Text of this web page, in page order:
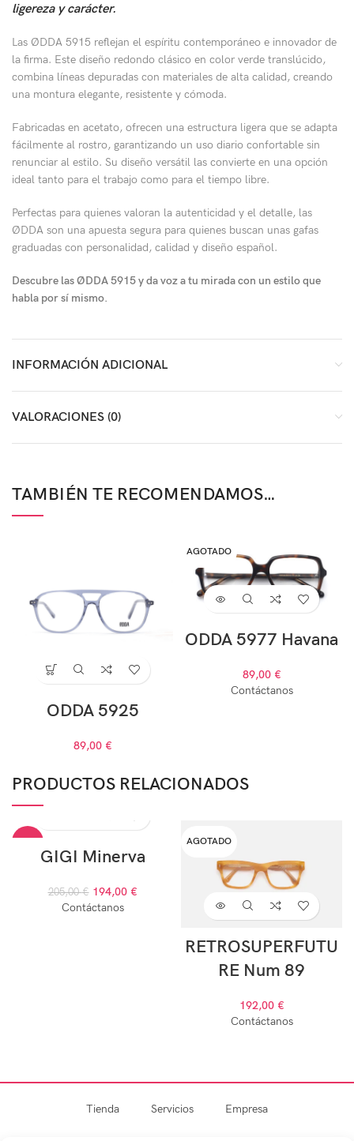
ligereza y carácter.
Las ØDDA 5915 reflejan el espíritu contemporáneo e innovador de
la firma. Este diseño redondo clásico en color verde translúcido,
combina líneas depuradas con materiales de alta calidad, creando
una montura elegante, resistente y cómoda.
Fabricadas en acetato, ofrecen una estructura ligera que se adapta
fácilmente al rostro, garantizando un uso diario confortable sin
renunciar al estilo. Su diseño versátil las convierte en una opción
ideal tanto para el trabajo como para el tiempo libre.
Perfectas para quienes valoran la autenticidad y el detalle, las
ØDDA son una apuesta segura para quienes buscan unas gafas
graduadas con personalidad, calidad y diseño español.
Descubre las ØDDA 5915 y da voz a tu mirada con un estilo que
habla por sí mismo.
INFORMACIÓN ADICIONAL
VALORACIONES (0)
TAMBIÉN TE RECOMENDAMOS…
ODDA 5925
89,00 €
AGOTADO
ODDA 5977 Havana
89,00 €
Contáctanos
PRODUCTOS RELACIONADOS
GIGI Minerva
205,00€ 194,00 €
Contáctanos
AGOTADO
RETROSUPERFUTU
RE Num 89
192,00 €
Contáctanos
Tienda Servicios Empresa